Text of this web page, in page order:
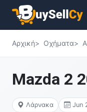
Αρχική Οχήματα
Mazda 2
Λάρνακα Jun